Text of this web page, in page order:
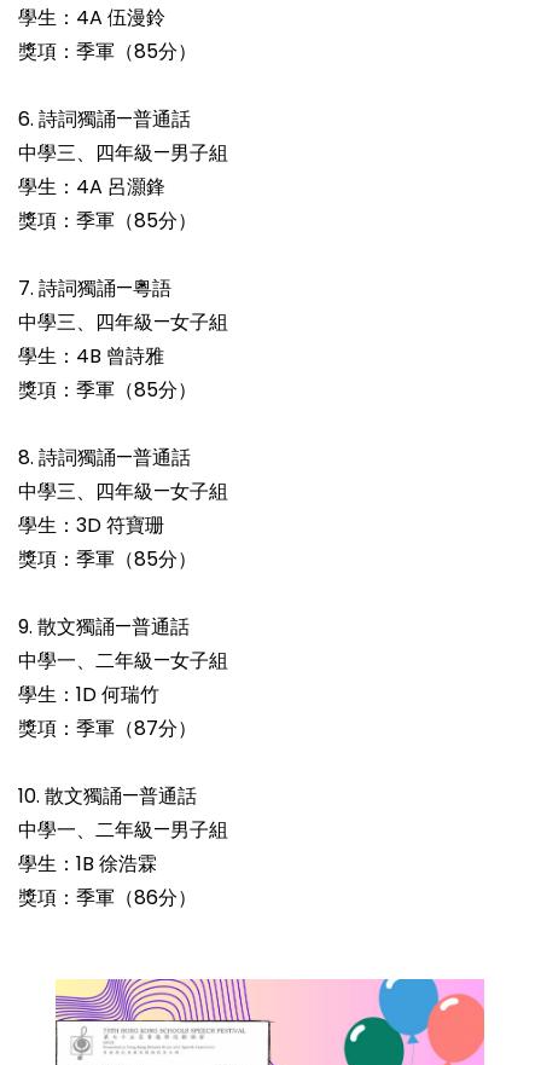
學生：4A 伍漫鈴
獎項：季軍（85分）
6. 詩詞獨誦—普通話
中學三、四年級—男子組
學生：4A 呂灝鋒
獎項：季軍（85分）
7. 詩詞獨誦—粵語
中學三、四年級—女子組
學生：4B 曾詩雅
獎項：季軍（85分）
8. 詩詞獨誦—普通話
中學三、四年級—女子組
學生：3D 符寶珊
獎項：季軍（85分）
9. 散文獨誦—普通話
中學一、二年級—女子組
學生：1D 何瑞竹
獎項：季軍（87分）
10. 散文獨誦—普通話
中學一、二年級—男子組
學生：1B 徐浩霖
獎項：季軍（86分）